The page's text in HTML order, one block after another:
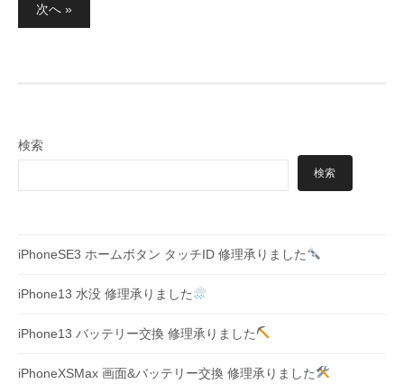
稿
送
次へ »
検索
検索
iPhoneSE3 ホームボタン タッチID 修理承りました
iPhone13 水没 修理承りました
iPhone13 バッテリー交換 修理承りました
iPhoneXSMax 画面&バッテリー交換 修理承りました